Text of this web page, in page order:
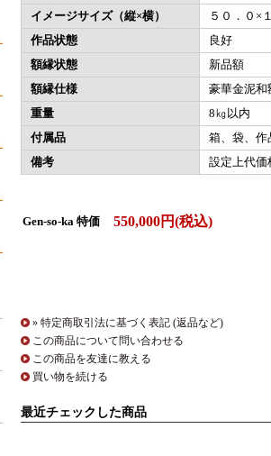
イメージサイズ（縦×横）
５０．０×
作品状態
良好
額縁状態
新品額
額縁仕様
豪華金泥和
重量
8㎏以内
付属品
箱、袋、作
備考
設定上代価
Gen-so-ka 特価 550,000円(税込)
» 特定商取引法に基づく表記 (返品など)
この商品について問い合わせる
この商品を友達に教える
買い物を続ける
最近チェックした商品